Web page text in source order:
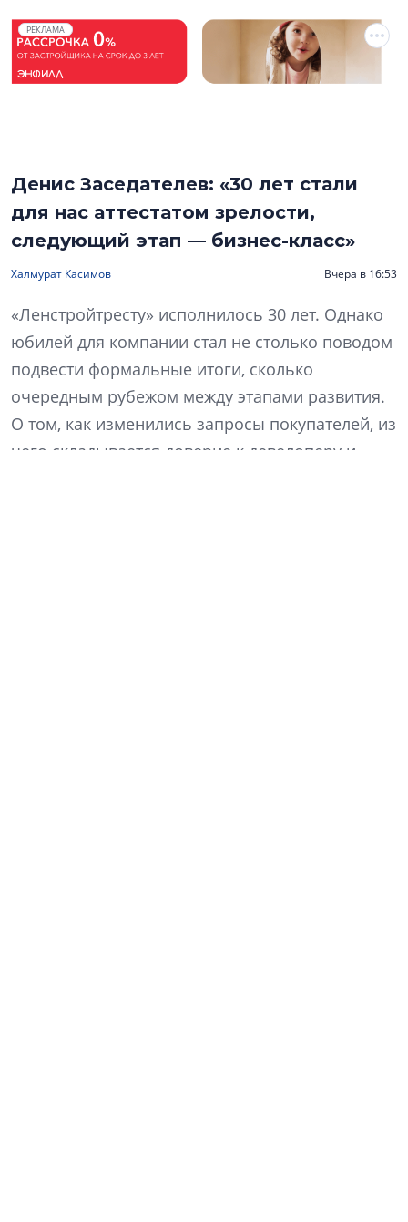
РЕКЛАМА
Денис Заседателев: «30 лет стали
для нас аттестатом зрелости,
следующий этап — бизнес-класс»
Халмурат Касимов Вчера в 16:53
«Ленстройтресту» исполнилось 30 лет. Однако
юбилей для компании стал не столько поводом
подвести формальные итоги, сколько
очередным рубежом между этапами развития.
О том, как изменились запросы покупателей, из
чего складывается доверие к девелоперу и